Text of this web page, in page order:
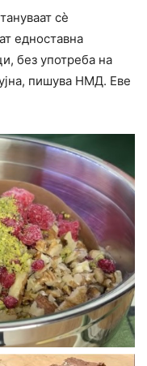
сè
едноставна
без употреба на
пишува НМД. Еве